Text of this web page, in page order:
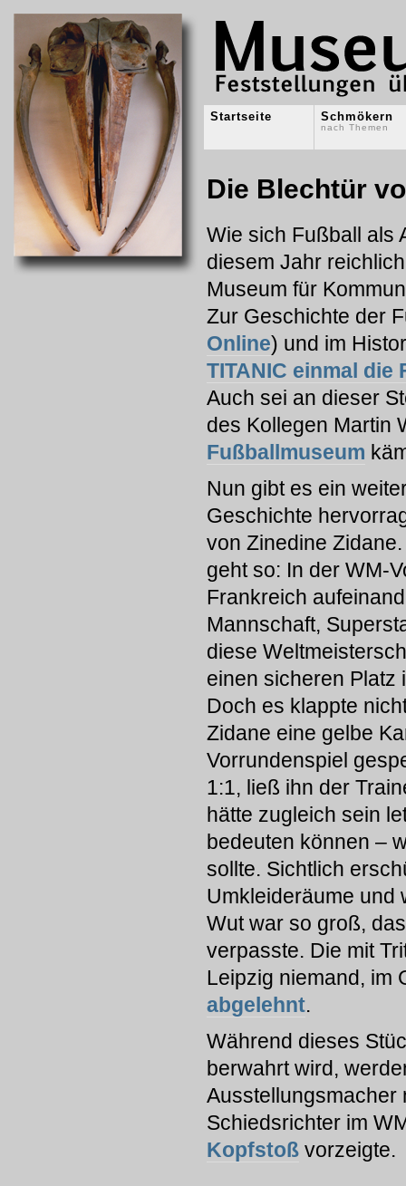
Startseite Schmökern
nach Themen
Die Blechtür
Wie sich Fußball als
diesem Jahr
Museum für
Zur Geschichte der
Online) und im
TITANIC einmal die
Auch sei an dieser
des Kollegen Martin
Fußballmuseum
Nun gibt es ein
Geschichte
von Zinedine
geht so: In der WM-
Frankreich
Mannschaft,
diese
einen sicheren Platz
Doch es klappte
Zidane eine gelbe
Vorrundenspiel
1:1, ließ ihn der
hätte zugleich sein
bedeuten können –
sollte. Sichtlich
Umkleideräume und
Wut war so groß,
verpasste. Die mit
Leipzig niemand, im
abgelehnt.
Während dieses
berwahrt wird,
Ausstellungsmacher
Schiedsrichter im
Kopfstoß vorzeigte.